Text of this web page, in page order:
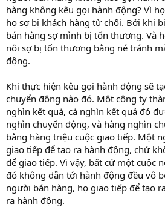
hàng không kêu gọi hành động? Vì
họ sợ bị khách hàng từ chối. Bởi khi
bán hàng sợ mình bị tổn thương. Và
nỗi sợ bị tổn thương bằng né tránh
động.
Khi thực hiện kêu gọi hành động sẽ
chuyển động nào đó. Một công ty
nghìn kết quả, cả nghìn kết quả đó
nghìn chuyển động, và hàng nghìn
bằng hàng triệu cuộc giao tiếp. Một
giao tiếp để tạo ra hành động, chứ
để giao tiếp. Vì vậy, bất cứ một cuộc
đó không dẫn tới hành động đều vô
người bán hàng, họ giao tiếp để tạo
ra hành động.